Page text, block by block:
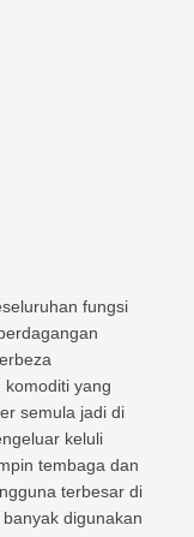
fungsi
komoditi yang
semula jadi di
keluli
tembaga dan
terbesar di
digunakan